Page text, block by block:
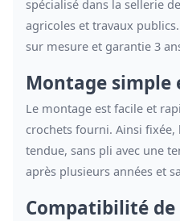
spécialisé dans la sellerie
agricoles et travaux
sur mesure et garantie 3
Montage simple
Le montage est facile et
crochets fourni. Ainsi
tendue, sans pli avec une
après plusieurs années et
Compatibilité